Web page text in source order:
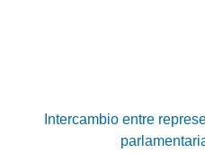
Intercambio entre